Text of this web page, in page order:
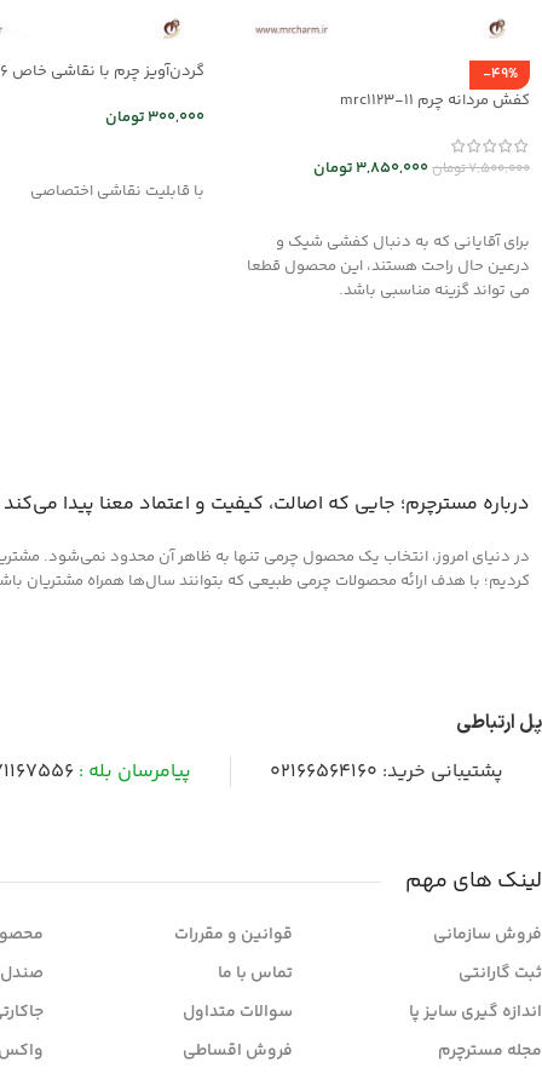
-49%
کفش مردانه چرم mrc1123-11
7,500,000تومان3,850,000تومان
برای آقایانی که به دنبال کفشی شیک و
درعین حال راحت هستند، این محصول قطعا
می تواند گزینه مناسبی باشد.
گردن‌آویز چرم با نقاشی خاص mrc2714-16
300,000تومان
با قابلیت نقاشی اختصاصی
درباره مسترچرم؛ جایی که اصالت، کیفیت و اعتماد معنا پیدا می‌کند
در دنیای امروز، انتخاب یک محصول چرمی تنها به ظاهر آن محدود نمی‌شود.
کردیم؛ با هدف ارائه محصولات چرمی طبیعی که بتوانند سال‌ها همراه مشتریان
پل ارتباطی
پشتیبانی خرید: 02166564160 پیامرسان بله :
لینک های مهم
فروش سازمانی
ثبت گارانتی
اندازه گیری سایز پا
مجله مسترچرم
قوانین و مقررات
تماس با ما
سوالات متداول
فروش اقساطی